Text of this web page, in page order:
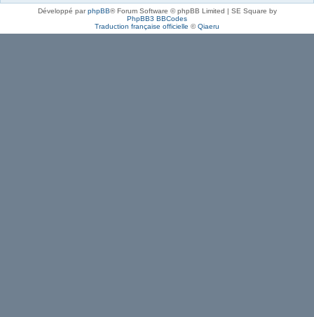
Développé parphpBB® Forum Software © phpBB Limited | SE Square by
PhpBB3 BBCodes
Traduction française officielle ©Qiaeru